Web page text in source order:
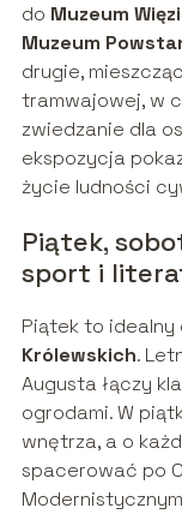
do Muzeum
Muzeum
drugie,
tramwajowej, w
zwiedzanie dla
ekspozycja
życie ludności
Piątek,
sport i
Piątek to
Królewskich.
Augusta łączy
ogrodami. W
wnętrza, a o
spacerować po